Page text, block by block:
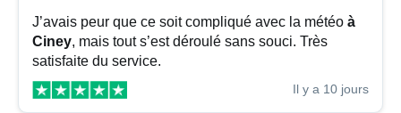
J’avais peur que ce soit compliqué avec la météo à
Ciney, mais tout s’est déroulé sans souci. Très
satisfaite du service.
Il y a 10 jours